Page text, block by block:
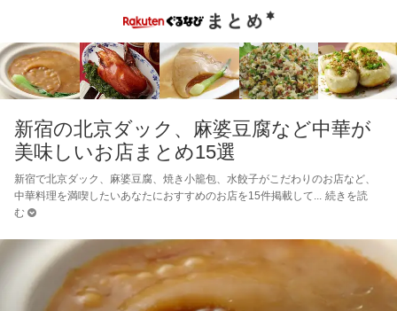
新宿の北京ダック、麻婆豆腐など中華が
美味しいお店まとめ15選
新宿で北京ダック、麻婆豆腐、焼き小籠包、水餃子がこだわりのお店など、
中華料理を満喫したいあなたにおすすめのお店を15件掲載して
続きを読
む